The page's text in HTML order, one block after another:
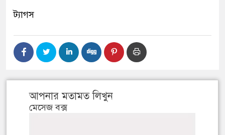
ট্যাগস
আপনার মতামত লিখুন
মেসেজ বক্স